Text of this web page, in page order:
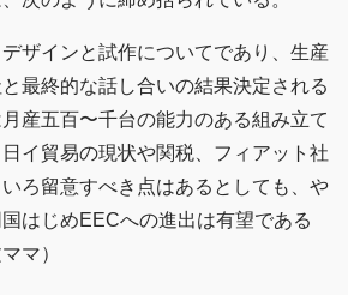
デザインと試作についてであり、生産
最終的な話し合いの結果決定される
産五百〜千台の能力のある組み立て
イ貿易の現状や関税、フィアット社
ろ留意すべき点はあるとしても、や
はじめEECへの進出は有望である
マ）